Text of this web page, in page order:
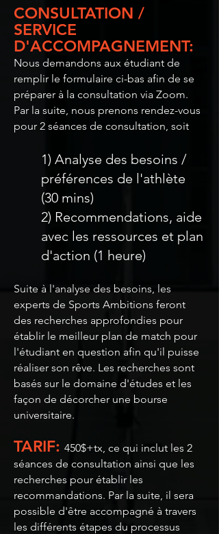
CONSULTATION /
SERVICE
D'ACCOMPAGNEMENT:
Nous demandons aux étudiant de
remplir le formulaire ci-bas afin de se
préparer à la consultation via Zoom.
Par la suite, nous prenons rendez-vous
pour 2 séances de consultation, soit
1) Analyse des besoins /
préférences de l'athlète
(30 mins)
2) Recommendations, aide
avec les ressources et plan
d'action (1 heure)
Suite à l'analyse des besoins, les
experts de Sports Ambitions feront
des recherches approfondies pour
établir le meilleur plan de match pour
l'étudiant en question afin qu'il puisse
réaliser son rêve. Les recherches sont
basés sur le domaine d'études et les
façon de décorcher une bourse
universitaire.
TARIF: 450$+tx, ce qui inclut les 2
séances de consultation ainsi que les
recherches pour établir les
recommandations. Par la suite, il sera
possible d'être accompagné à travers
les différents étapes du processus